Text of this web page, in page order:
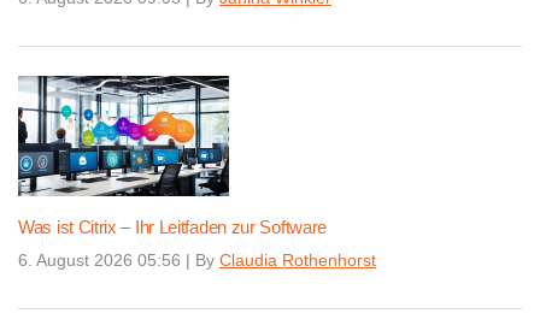
Was ist Citrix – Ihr Leitfaden zur Software
6. August 2026 05:56 | By Claudia Rothenhorst